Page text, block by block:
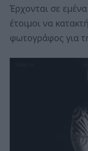
Έρχονται σε
έτοιμοι να
φωτογράφος για